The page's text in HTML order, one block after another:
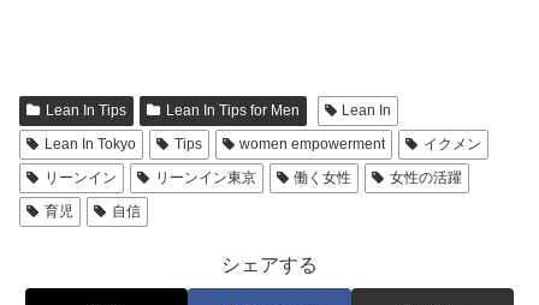
Lean In Tips Lean In Tips for Men
Lean In
Lean In Tokyo
Tips women empowerment
イクメン
リーンイン
リーンイン東京 働く女性
女性の活躍
育児
自信
シェアする